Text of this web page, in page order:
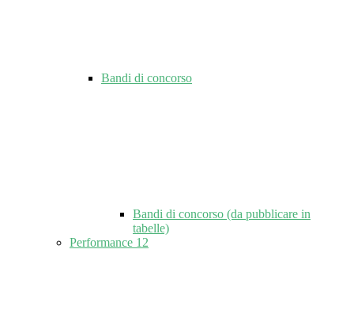
Bandi di concorso
Bandi di concorso (da pubblicare in
tabelle)
Performance 12